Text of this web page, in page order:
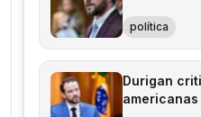
política
Durigan